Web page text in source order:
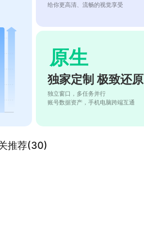
给你更高清、流畅的视觉享受
原生
独家定制 极致还原
独立窗口，多任务并行
账号数据资产，手机电脑跨端互通
推荐(30)